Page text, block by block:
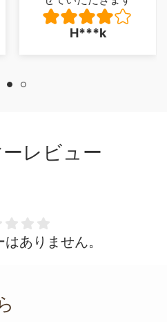
H***k
レビュー
ありません。